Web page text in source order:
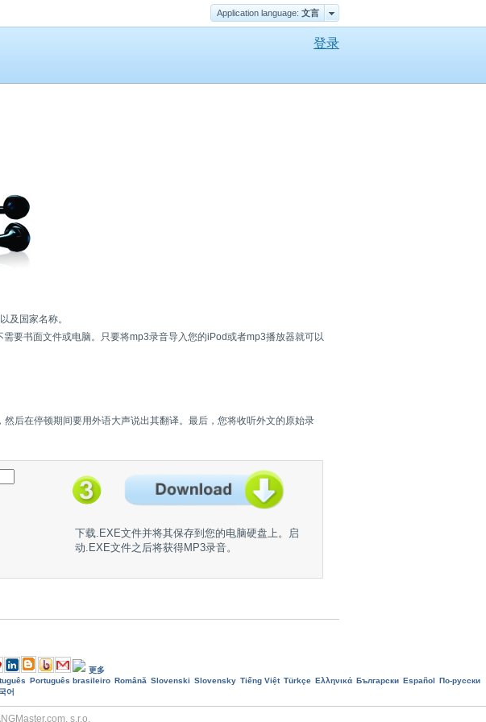
Application language: 文言
登录
及国家名称。
要书面文件或电脑。只要将mp3录音导入您的iPod或者mp3播放器就可以
后在停顿期间要用外语大声说出其翻译。最后，您将收听外文的原始录
下载.EXE文件并将其保存到您的电脑硬盘上。启
动.EXE文件之后将获得MP3录音。
更多
Português brasileiro Română Slovenski Slovensky Tiếng Việt Türkçe Ελληνικά Български Еspañol
По-русски
어
s.r.o.